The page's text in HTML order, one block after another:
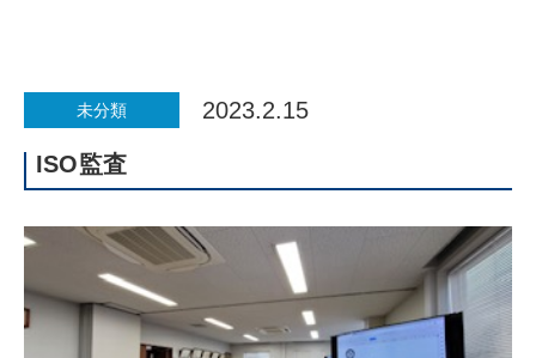
未分類 2023.2.15
ISO監査